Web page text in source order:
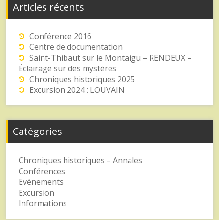
Articles récents
Conférence 2016
Centre de documentation
Saint-Thibaut sur le Montaigu – RENDEUX –
Éclairage sur des mystères
Chroniques historiques 2025
Excursion 2024 : LOUVAIN
Catégories
Chroniques historiques – Annales
Conférences
Evénements
Excursion
Informations